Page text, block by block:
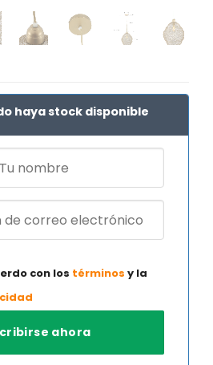
haya stock disponible
con los términos y la